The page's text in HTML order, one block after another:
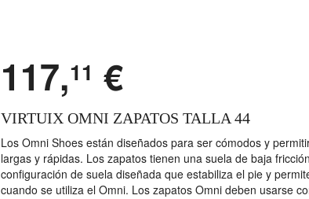
117,11 €
VIRTUIX OMNI ZAPATOS TALLA 44
Los Omni Shoes están diseñados para ser cómodos y
largas y rápidas. Los zapatos tienen una suela de baja
configuración de suela diseñada que estabiliza el pie y
cuando se utiliza el Omni. Los zapatos Omni deben usarse